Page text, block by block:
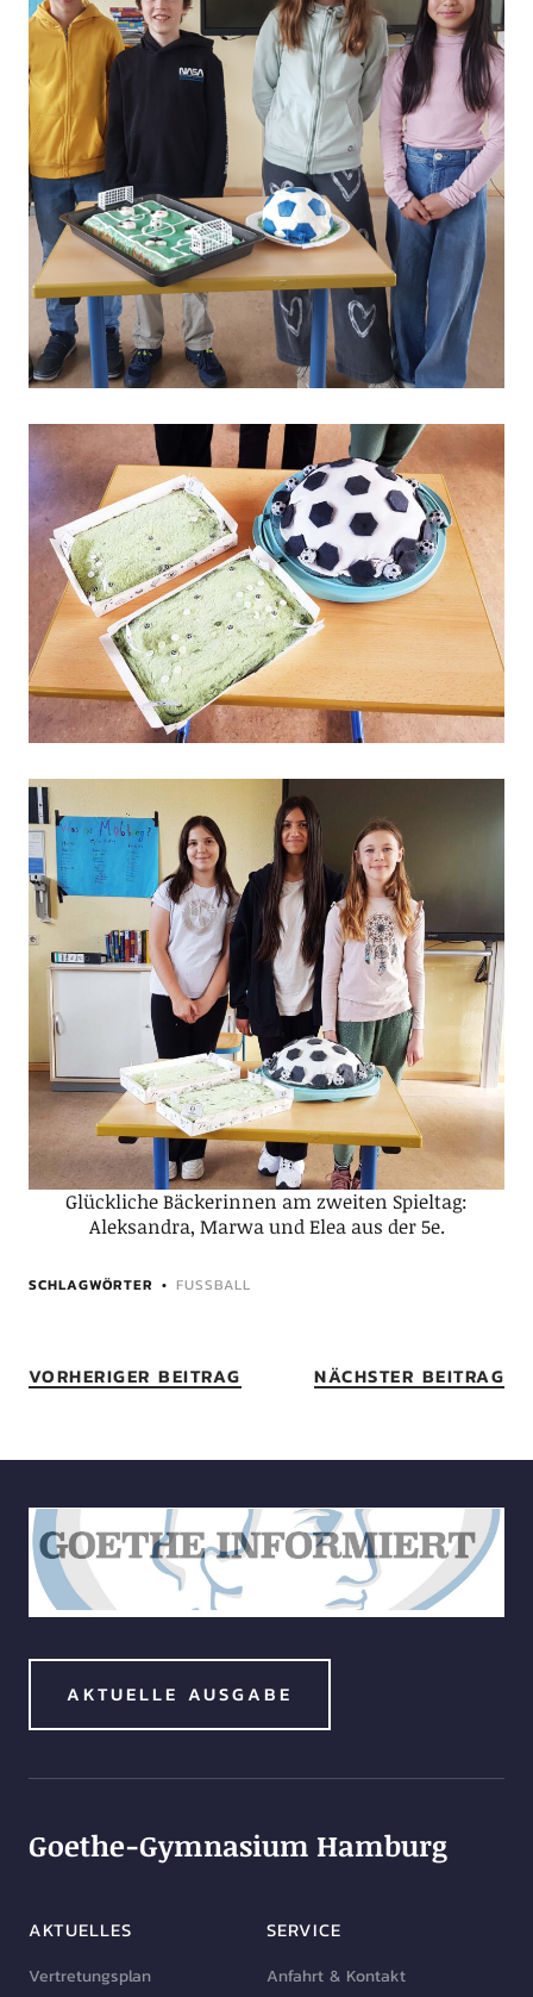
Glückliche Bäckerinnen am zweiten Spieltag:
Aleksandra, Marwa und Elea aus der 5e.
SCHLAGWÖRTER FUSSBALL
VORHERIGER BEITRAG NÄCHSTER BEITRAG
AKTUELLE AUSGABE
Goethe-Gymnasium Hamburg
AKTUELLES
Vertretungsplan
SERVICE
Anfahrt & Kontakt